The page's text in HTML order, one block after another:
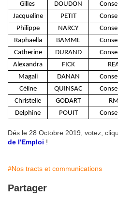
Gilles
DOUDON
Jacqueline
PETIT
Philippe
NARCY
Raphaella
BAMME
Catherine
DURAND
Alexandra
FICK
Magali
DANAN
Céline
QUINSAC
Christelle
GODART RM
Delphine
POUIT
Dés le 28 Octobre 2019, votez,
de l'Emploi !
#Nos tracts et communications
Partager